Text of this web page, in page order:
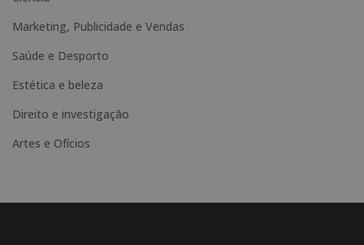
Marketing, Publicidade e Vendas
Saúde e Desporto
Estética e beleza
Direito e investigação
Artes e Ofícios